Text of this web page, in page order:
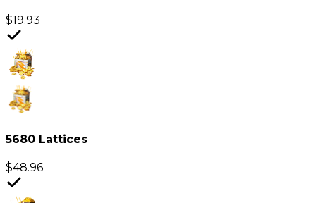
$19.93
5680 Lattices
$48.96